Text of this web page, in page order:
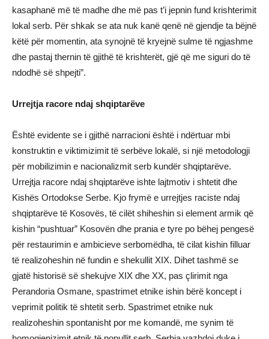
kasaphanë më të madhe dhe më pas t’i jepnin fund krishterimit
lokal serb. Për shkak se ata nuk kanë qenë në gjendje ta bëjnë
këtë për momentin, ata synojnë të kryejnë sulme të ngjashme
dhe pastaj thernin të gjithë të krishterët, gjë që me siguri do të
ndodhë së shpejti”.
Urrejtja racore ndaj shqiptarëve
Është evidente se i gjithë narracioni është i ndërtuar mbi
konstruktin e viktimizimit të serbëve lokalë, si një metodologji
për mobilizimin e nacionalizmit serb kundër shqiptarëve.
Urrejtja racore ndaj shqiptarëve ishte lajtmotiv i shtetit dhe
Kishës Ortodokse Serbe. Kjo frymë e urrejtjes raciste ndaj
shqiptarëve të Kosovës, të cilët shiheshin si element armik që
kishin “pushtuar” Kosovën dhe prania e tyre po bëhej pengesë
për restaurimin e ambicieve serbomëdha, të cilat kishin filluar
të realizoheshin në fundin e shekullit XIX. Dihet tashmë se
gjatë historisë së shekujve XIX dhe XX, pas çlirimit nga
Perandoria Osmane, spastrimet etnike ishin bërë koncept i
veprimit politik të shtetit serb. Spastrimet etnike nuk
realizoheshin spontanisht por me komandë, me synim të